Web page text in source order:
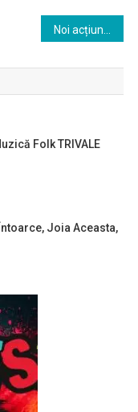
Folk TRIVALE
Joia Aceasta,